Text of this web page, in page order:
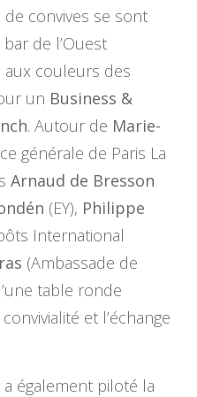
convives se sont
de l’Ouest
couleurs des
un Business &
. Autour de Marie-
générale de Paris La
Arnaud de Bresson
(EY), Philippe
International
(Ambassade de
table ronde
et l’échange
également piloté la